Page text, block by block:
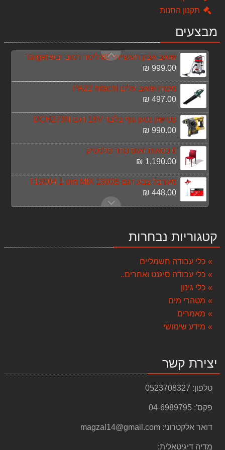
תקנון החנות
מבצעים550.00 ₪
שואב אבק תעשייתי 80 ליטר רטוב יבש Target
999.00 ₪
מפוח שואב עלים PA22 hitachi
497.00 ₪
פטישון נטען גוף בלבד 18V דגם DCH273N
990.00 ₪
6 כסאות זאוס כתר פלסטיק
1,190.00 ₪
מערבל צבע דגם MIX 1600B מוט 1 T13004
448.00 ₪
עמדת תמיכה 4 מצבים TS004
שואב אבק תעשייתי 80 ליטר רטוב יבש Target
497.00 ₪
פטישון נטען גוף בלבד 18V דגם DCH273N
990.00 ₪
קטגוריות נבחרות
כלי עבודה חשמליים
כלי עבודה סיגנט ואחרים..
כלי גינון
מטהרי מים
מאמרים
מידע שימושי
יצירת קשר
טלפון: 0523708327
פקס': 04-6989795
דואר אלקטרוני: magzal14@gmail.com
מדיה דיגיטאלית: